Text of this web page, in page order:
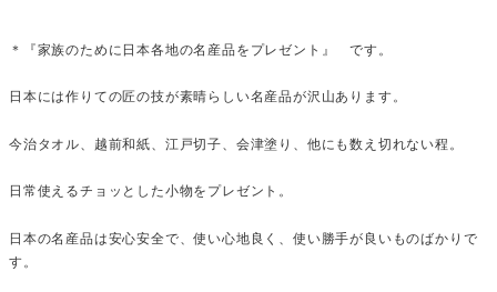
＊『家族のために日本各地の名産品をプレゼント』 です。
日本には作りての匠の技が素晴らしい名産品が沢山あります。
今治タオル、越前和紙、江戸切子、会津塗り、他にも数え切れない程。
日常使えるチョッとした小物をプレゼント。
日本の名産品は安心安全で、使い心地良く、使い勝手が良いものばかりで
す。